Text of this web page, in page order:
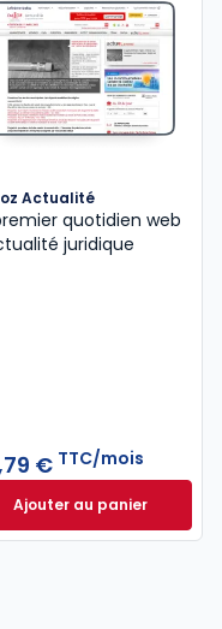
commenté en ligne à
Actualité
quotidien web
juridique
€ TTC/mois
Ajouter au panier
Dalloz Actualité